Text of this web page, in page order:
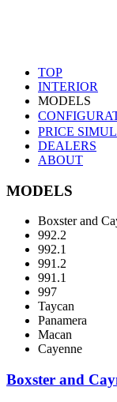
TOP
INTERIOR
MODELS
PRICE
DEALERS
ABOUT
MODELS
Boxster and
992.2
992.1
991.2
991.1
997
Taycan
Panamera
Macan
Cayenne
Boxster and